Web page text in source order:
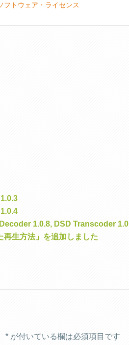
トウェア・ライセンス
1.0.8, DSD Transcoder
生方法」を追加しました
* が付いている欄は必須項目です